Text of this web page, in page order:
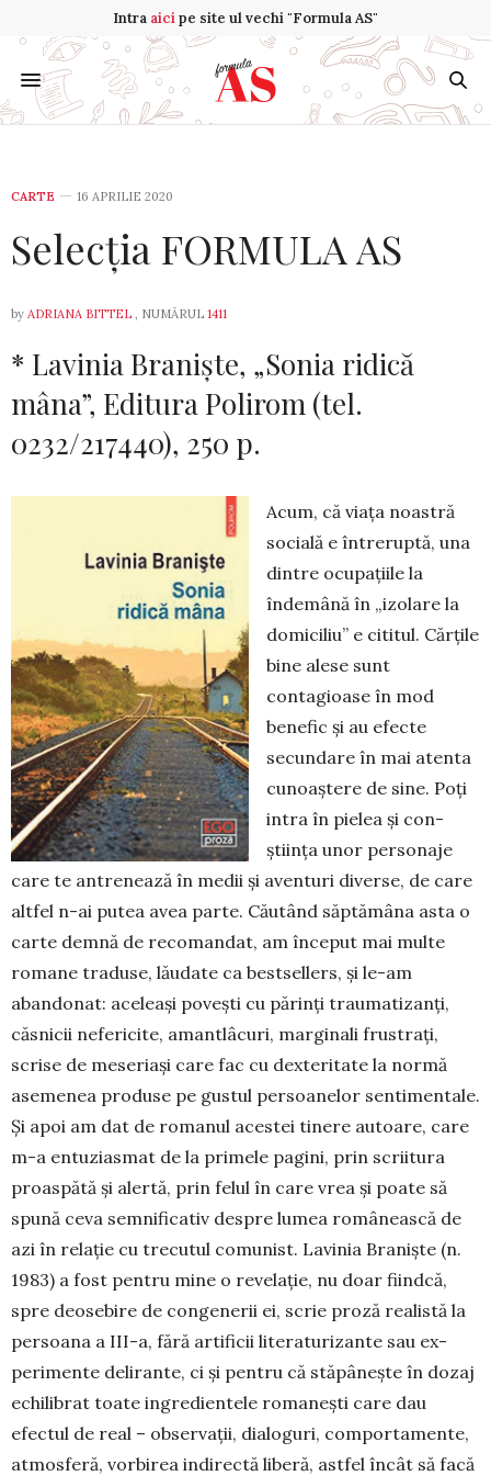
Intra aicipe site ul vechi "Formula AS"
CARTE 16 APRILIE 2020
Selecția FORMULA AS
by ADRIANA BITTEL , NUMĂRUL 1411
* Lavinia Braniște, „So­nia ridică
mâna”, Editura Po­lirom (tel.
0232/217440), 250 p.
Acum, că viața noastră
so­cia­lă e întreruptă, una
dintre ocupa­țiile la
îndemână în „izolare la
do­miciliu” e cititul. Cărțile
bine alese sunt
contagioase în mod
benefic și au efecte
secundare în mai atenta
cunoaștere de sine. Poți
intra în pielea și con­
știința unor personaje
care te antrenează în medii și aventuri diverse, de care
altfel n-ai putea avea par­te. Căutând săptămâna as­ta o
carte demnă de reco­mandat, am început mai multe
romane traduse, lău­date ca bestsellers, și le-am
abandonat: aceleași po­vești cu părinți trauma­ti­zanți,
căsnicii nefericite, amantlâcuri, marginali frus­­­trați,
scrise de meseriași care fac cu dexteritate la normă
ase­me­nea produse pe gustul per­soanelor sentimentale.
Și apoi am dat de romanul acestei tinere au­toare, care
m-a entuziasmat de la primele pagini, prin scriitura
proaspătă și alertă, prin felul în care vrea și poate să
spună ceva semnificativ despre lumea româ­nească de
azi în relație cu tre­cutul comunist. Lavinia Braniște (n.
1983) a fost pentru mine o reve­lație, nu doar fiindcă,
spre deose­bire de congenerii ei, scrie proză realistă la
persoana a III-a, fără artificii lite­raturizante sau ex­
perimente deli­rante, ci și pentru că stăpânește în dozaj
echilibrat toa­te ingredientele ro­ma­nești care dau
efectul de real – observații, dia­loguri, compor­ta­mente,
atmosferă, vorbirea indi­rectă liberă, astfel încât să facă